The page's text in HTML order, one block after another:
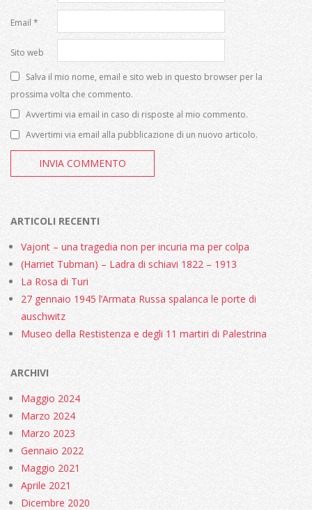
Email *
Sito web
Salva il mio nome, email e sito web in questo browser per la
prossima volta che commento.
Avvertimi via email in caso di risposte al mio commento.
Avvertimi via email alla pubblicazione di un nuovo articolo.
ARTICOLI RECENTI
Vajont – una tragedia non per incuria ma per colpa
(Harriet Tubman) – Ladra di schiavi 1822 – 1913
La Rosa di Turi
27 gennaio 1945 l’Armata Russa spalanca le porte di
auschwitz
Museo della Restistenza e degli 11 martiri di Palestrina
ARCHIVI
Maggio 2024
Marzo 2024
Marzo 2023
Gennaio 2022
Maggio 2021
Aprile 2021
Dicembre 2020